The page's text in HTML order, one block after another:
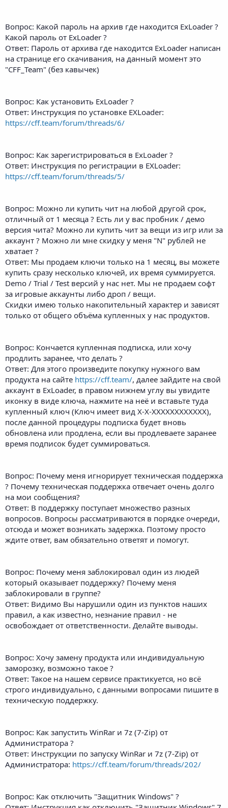
Вопрос: Какой пароль на архив где находится ExLoader ?
Какой пароль от ExLoader ?
Ответ: Пароль от архива где находится ExLoader написан
на странице его скачивания, на данный момент это
"CFF_Team" (без кавычек)
Вопрос: Как установить ExLoader ?
Ответ: Инструкция по установке EXLoader:
https://cff.team/forum/threads/6/
Вопрос: Как зарегистрироваться в ExLoader ?
Ответ: Инструкция по регистрации в EXLoader:
https://cff.team/forum/threads/5/
Вопрос: Можно ли купить чит на любой другой срок,
отличный от 1 месяца ? Есть ли у вас пробник / демо
версия чита? Можно ли купить чит за вещи из игр или за
аккаунт ? Можно ли мне скидку у меня "N" рублей не
хватает ?
Ответ: Мы продаем ключи только на 1 месяц, вы можете
купить сразу несколько ключей, их время суммируется.
Demo / Trial / Test версий у нас нет. Мы не продаем софт
за игровые аккаунты либо дроп / вещи.
Скидки имею только накопительный характер и зависят
только от общего объёма купленных у нас продуктов.
Вопрос: Кончается купленная подписка, или хочу
продлить заранее, что делать ?
Ответ: Для этого произведите покупку нужного вам
продукта на сайте https://cff.team/, далее зайдите на свой
аккаунт в ExLoader, в правом нижнем углу вы увидите
иконку в виде ключа, нажмите на неё и вставьте туда
купленный ключ (Ключ имеет вид X-X-XXXXXXXXXXXX),
после данной процедуры подписка будет вновь
обновлена или продлена, если вы продлеваете заранее
время подписок будет суммироваться.
Вопрос: Почему меня игнорирует техническая поддержка
? Почему техническая поддержка отвечает очень долго
на мои сообщения?
Ответ: В поддержку поступает множество разных
вопросов. Вопросы рассматриваются в порядке очереди,
отсюда и может возникать задержка. Поэтому просто
ждите ответ, вам обязательно ответят и помогут.
Вопрос: Почему меня заблокировал один из людей
который оказывает поддержку? Почему меня
заблокировали в группе?
Ответ: Видимо Вы нарушили один из пунктов наших
правил, а как известно, незнание правил - не
освобождает от ответственности. Делайте выводы.
Вопрос: Хочу замену продукта или индивидуальную
заморозку, возможно такое ?
Ответ: Такое на нашем сервисе практикуется, но всё
строго индивидуально, с данными вопросами пишите в
техническую поддержку.
Вопрос: Как запустить WinRar и 7z (7-Zip) от
Администратора ?
Ответ: Инструкции по запуску WinRar и 7z (7-Zip) от
Администратора: https://cff.team/forum/threads/202/
Вопрос: Как отключить "Защитник Windows" ?